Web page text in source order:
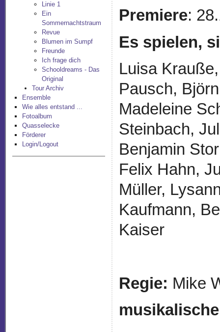
Linie 1
Ein
Sommernachtstraum
Revue
Blumen im Sumpf
Freunde
Ich frage dich
Schooldreams - Das
Original
Tour Archiv
Ensemble
Wie alles entstand ...
Fotoalbum
Quasselecke
Förderer
Login/Logout
Premiere:
Es spielen,
Luisa
Pausch,
Madeleine
Steinbach,
Benjamin
Felix Hahn,
Müller,
Kaufmann,
Kaiser
Regie: Mike